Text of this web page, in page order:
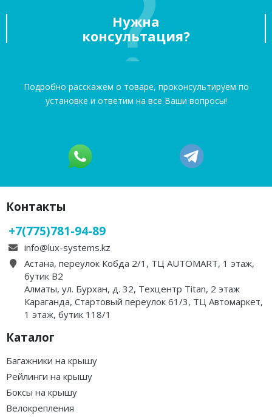
Нужна
консультация?
Подробно расскажем о товаре, проконсультируем по
установке и ответим на все Ваши вопросы!
Контакты
+7(775)781-94-89
info@lux-systems.kz
Астана, переулок Кобда 2/1, ТЦ AUTOMART, 1 этаж,
бутик B2
Алматы, ул. Бурхан, д. 32, Техцентр Titan, 2 этаж
Караганда, Стартовый переулок 61/3, ТЦ Автомаркет,
1 этаж, бутик 118/1
Каталог
Багажники на крышу
Рейлинги на крышу
Боксы на крышу
Велокрепления